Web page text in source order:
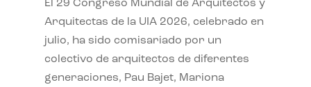
El 29 Congreso Mundial de Arquitectos y
Arquitectas de la UIA 2026, celebrado en
julio, ha sido comisariado por un
colectivo de arquitectos de diferentes
generaciones, Pau Bajet, Mariona